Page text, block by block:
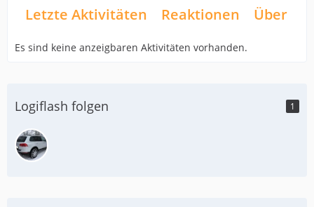
Letzte Aktivitäten Reaktionen Über
Es sind keine anzeigbaren Aktivitäten vorhanden.
Logiflash folgen 1